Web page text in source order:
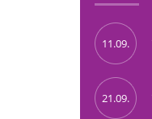
11.09.
21.09.